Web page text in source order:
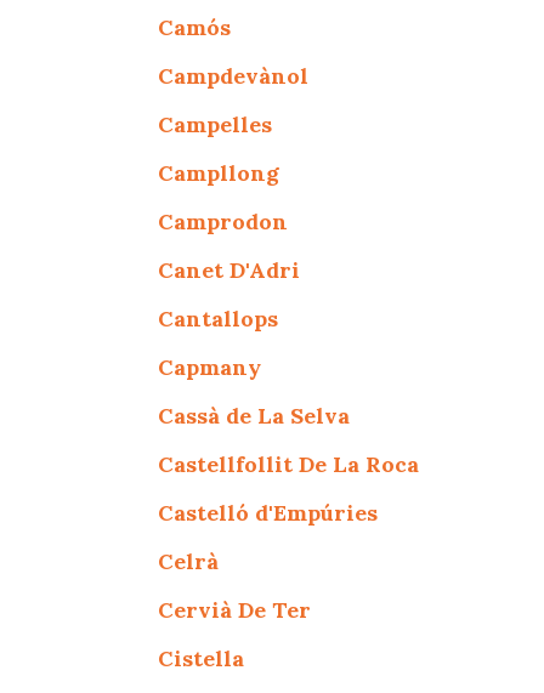
Camós
Campdevànol
Campelles
Campllong
Camprodon
Canet D'Adri
Cantallops
Capmany
Cassà de La Selva
Castellfollit De La Roca
Castelló d'Empúries
Celrà
Cervià De Ter
Cistella